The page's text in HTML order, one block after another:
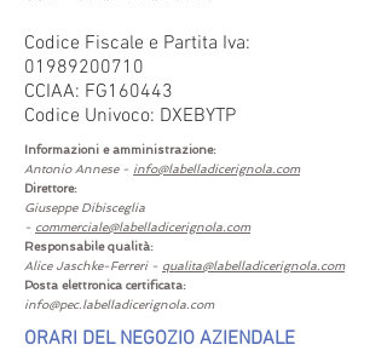
Codice Fiscale e Partita Iva:
01989200710
CCIAA: FG160443
Codice Univoco: DXEBYTP
Informazioni e amministrazione:
Antonio Annese - info@labelladicerignola.com
Direttore:
Giuseppe Dibisceglia
- commerciale@labelladicerignola.com
Responsabile qualità:
Alice Jaschke-Ferreri - qualita@labelladicerignola.com
Posta elettronica certificata:
info@pec.labelladicerignola.com
ORARI DEL NEGOZIO AZIENDALE